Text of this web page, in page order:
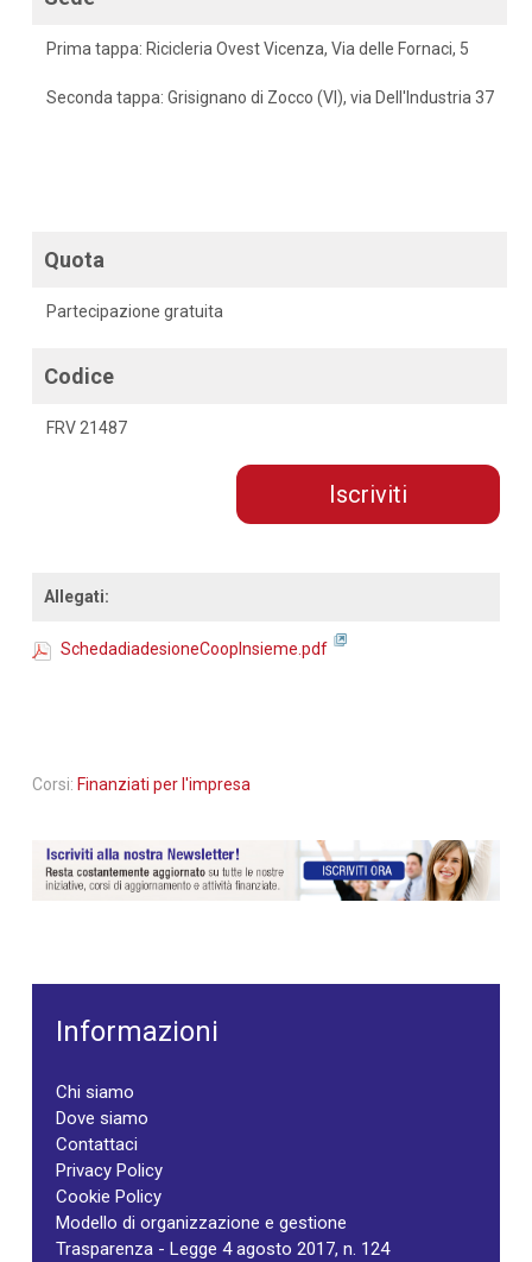
Prima tappa: Ricicleria Ovest Vicenza, Via delle Fornaci, 5
Seconda tappa: Grisignano di Zocco (VI), via Dell'Industria 37
Quota
Partecipazione gratuita
Codice
FRV 21487
Iscriviti
Allegati:
SchedadiadesioneCoopInsieme.pdf
Corsi: Finanziati per l'impresa
Informazioni
Chi siamo
Dove siamo
Contattaci
Privacy Policy
Cookie Policy
Modello di organizzazione e gestione
Trasparenza - Legge 4 agosto 2017, n. 124